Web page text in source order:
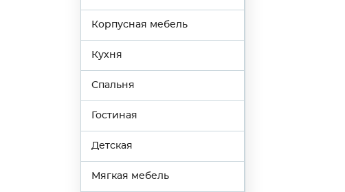
Корпусная мебель
Кухня
Спальня
Гостиная
Детская
Мягкая мебель